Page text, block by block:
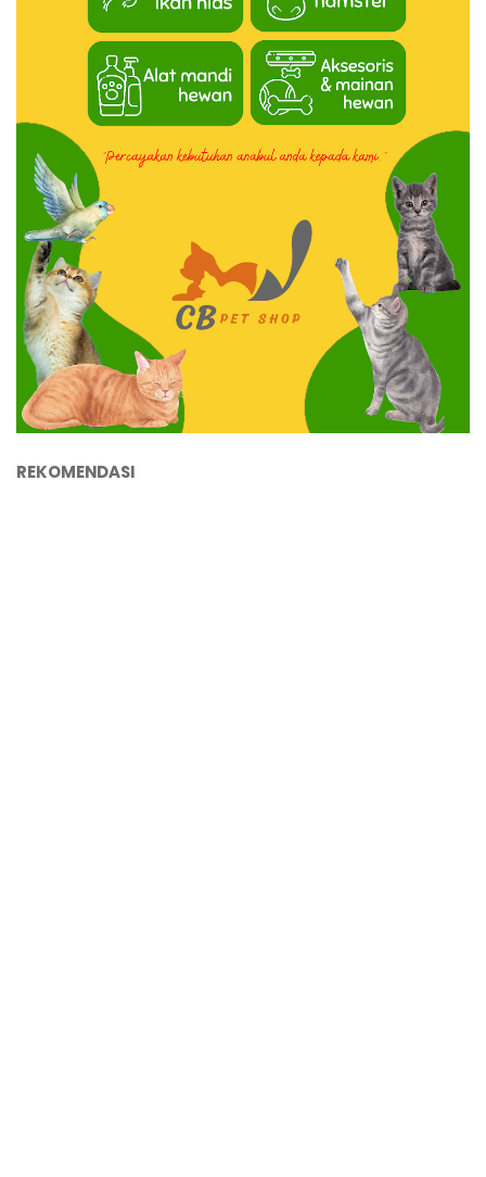
REKOMENDASI